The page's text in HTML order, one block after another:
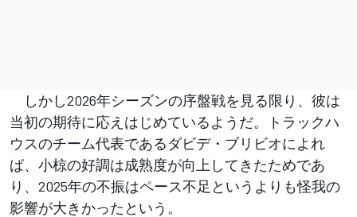
しかし2026年シーズンの序盤戦を見る限り、彼は
当初の期待に応えはじめているようだ。トラックハ
ウスのチーム代表であるダビデ・ブリビオによれ
ば、小椋の好調は成熟度が向上してきたためであ
り、2025年の不振はペース不足というよりも怪我の
影響が大きかったという。